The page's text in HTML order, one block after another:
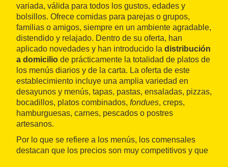
variada, válida para todos los gustos, edades y
bolsillos. Ofrece comidas para parejas o grupos,
familias o amigos, siempre en un ambiente agradable,
distendido y relajado. Dentro de su oferta, han
aplicado novedades y han introducido la distribución
a domicilio de prácticamente la totalidad de platos de
los menús diarios y de la carta. La oferta de este
establecimiento incluye una amplia variedad en
desayunos y menús, tapas, pastas, ensaladas, pizzas,
bocadillos, platos combinados, fondues, creps,
hamburguesas, carnes, pescados o postres
artesanos.
Por lo que se refiere a los menús, los comensales
destacan que los precios son muy competitivos y que